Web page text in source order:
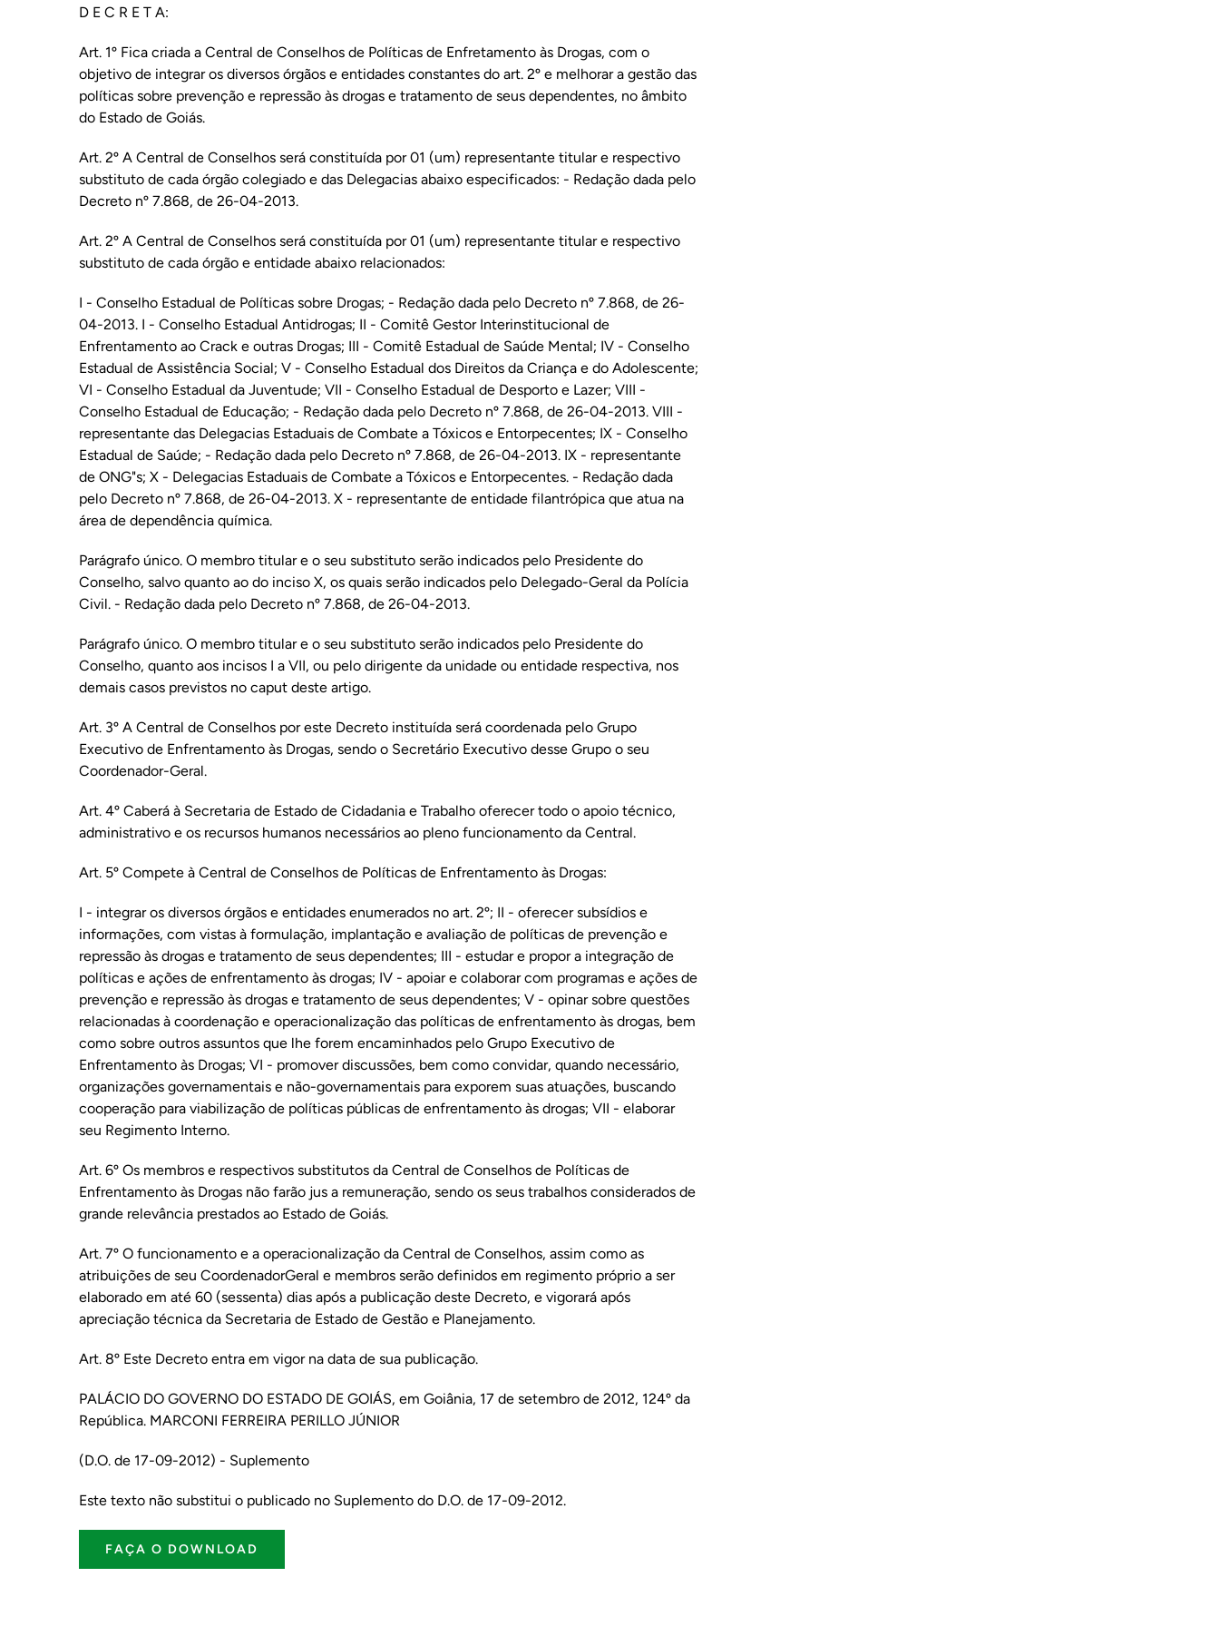
D E C R E T A:
Art. 1º Fica criada a Central de Conselhos de Políticas de Enfretamento às Drogas, com o
objetivo de integrar os diversos órgãos e entidades constantes do art. 2º e melhorar a gestão das
políticas sobre prevenção e repressão às drogas e tratamento de seus dependentes, no âmbito
do Estado de Goiás.
Art. 2º A Central de Conselhos será constituída por 01 (um) representante titular e respectivo
substituto de cada órgão colegiado e das Delegacias abaixo especificados: - Redação dada pelo
Decreto nº 7.868, de 26-04-2013.
Art. 2º A Central de Conselhos será constituída por 01 (um) representante titular e respectivo
substituto de cada órgão e entidade abaixo relacionados:
I - Conselho Estadual de Políticas sobre Drogas; - Redação dada pelo Decreto nº 7.868, de 26-
04-2013. I - Conselho Estadual Antidrogas; II - Comitê Gestor Interinstitucional de
Enfrentamento ao Crack e outras Drogas; III - Comitê Estadual de Saúde Mental; IV - Conselho
Estadual de Assistência Social; V - Conselho Estadual dos Direitos da Criança e do Adolescente;
VI - Conselho Estadual da Juventude; VII - Conselho Estadual de Desporto e Lazer; VIII -
Conselho Estadual de Educação; - Redação dada pelo Decreto nº 7.868, de 26-04-2013. VIII -
representante das Delegacias Estaduais de Combate a Tóxicos e Entorpecentes; IX - Conselho
Estadual de Saúde; - Redação dada pelo Decreto nº 7.868, de 26-04-2013. IX - representante
de ONG"s; X - Delegacias Estaduais de Combate a Tóxicos e Entorpecentes. - Redação dada
pelo Decreto nº 7.868, de 26-04-2013. X - representante de entidade filantrópica que atua na
área de dependência química.
Parágrafo único. O membro titular e o seu substituto serão indicados pelo Presidente do
Conselho, salvo quanto ao do inciso X, os quais serão indicados pelo Delegado-Geral da Polícia
Civil. - Redação dada pelo Decreto nº 7.868, de 26-04-2013.
Parágrafo único. O membro titular e o seu substituto serão indicados pelo Presidente do
Conselho, quanto aos incisos I a VII, ou pelo dirigente da unidade ou entidade respectiva, nos
demais casos previstos no caput deste artigo.
Art. 3º A Central de Conselhos por este Decreto instituída será coordenada pelo Grupo
Executivo de Enfrentamento às Drogas, sendo o Secretário Executivo desse Grupo o seu
Coordenador-Geral.
Art. 4º Caberá à Secretaria de Estado de Cidadania e Trabalho oferecer todo o apoio técnico,
administrativo e os recursos humanos necessários ao pleno funcionamento da Central.
Art. 5º Compete à Central de Conselhos de Políticas de Enfrentamento às Drogas:
I - integrar os diversos órgãos e entidades enumerados no art. 2º; II - oferecer subsídios e
informações, com vistas à formulação, implantação e avaliação de políticas de prevenção e
repressão às drogas e tratamento de seus dependentes; III - estudar e propor a integração de
políticas e ações de enfrentamento às drogas; IV - apoiar e colaborar com programas e ações de
prevenção e repressão às drogas e tratamento de seus dependentes; V - opinar sobre questões
relacionadas à coordenação e operacionalização das políticas de enfrentamento às drogas, bem
como sobre outros assuntos que lhe forem encaminhados pelo Grupo Executivo de
Enfrentamento às Drogas; VI - promover discussões, bem como convidar, quando necessário,
organizações governamentais e não-governamentais para exporem suas atuações, buscando
cooperação para viabilização de políticas públicas de enfrentamento às drogas; VII - elaborar
seu Regimento Interno.
Art. 6º Os membros e respectivos substitutos da Central de Conselhos de Políticas de
Enfrentamento às Drogas não farão jus a remuneração, sendo os seus trabalhos considerados de
grande relevância prestados ao Estado de Goiás.
Art. 7º O funcionamento e a operacionalização da Central de Conselhos, assim como as
atribuições de seu CoordenadorGeral e membros serão definidos em regimento próprio a ser
elaborado em até 60 (sessenta) dias após a publicação deste Decreto, e vigorará após
apreciação técnica da Secretaria de Estado de Gestão e Planejamento.
Art. 8º Este Decreto entra em vigor na data de sua publicação.
PALÁCIO DO GOVERNO DO ESTADO DE GOIÁS, em Goiânia, 17 de setembro de 2012, 124º da
República. MARCONI FERREIRA PERILLO JÚNIOR
(D.O. de 17-09-2012) - Suplemento
Este texto não substitui o publicado no Suplemento do D.O. de 17-09-2012.
FAÇA O DOWNLOAD